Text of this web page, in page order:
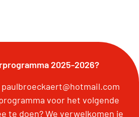
2025-2026?
voor het volgende
te doen? We verwelkomen je